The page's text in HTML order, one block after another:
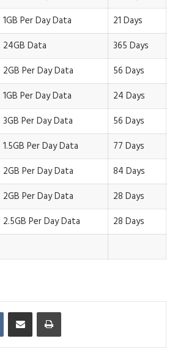
1GB Per Day Data
21 Days
24GB Data
365 Days
2GB Per Day Data
56 Days
1GB Per Day Data
24 Days
3GB Per Day Data
56 Days
1.5GB Per Day Data
77 Days
2GB Per Day Data
84 Days
2GB Per Day Data
28 Days
2.5GB Per Day Data
28 Days
VKontakteShare via Email Print